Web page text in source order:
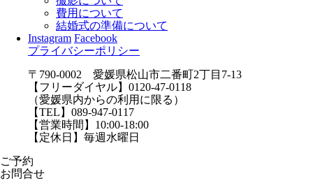
費用について
結婚式の準備について
Instagram Facebook
プライバシーポリシー
〒790-0002 愛媛県松山市二番町2丁目7-13
【フリーダイヤル】0120-47-0118
（愛媛県内からの利用に限る）
【TEL】089-947-0117
【営業時間】10:00-18:00
【定休日】毎週水曜日
ご予約
お問合せ